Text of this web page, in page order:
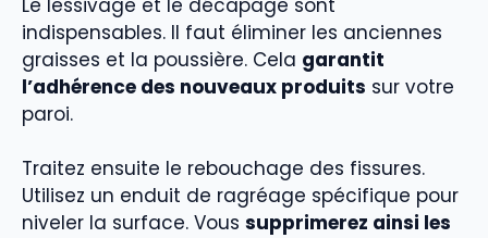
Le lessivage et le décapage sont
indispensables. Il faut éliminer les anciennes
graisses et la poussière. Cela garantit
l’adhérence des nouveaux produits sur votre
paroi.
Traitez ensuite le rebouchage des fissures.
Utilisez un enduit de ragréage spécifique pour
niveler la surface. Vous supprimerez ainsi les